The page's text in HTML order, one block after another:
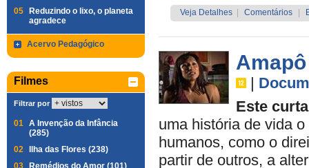
05
Reduzindo o lixo, o planeta
agradece
Acervo Pedagógico
Filmes
Filtrar por
01 A Invenção da Infância
(285)
02
Ilha das Flores (238)
03
Remédios do Amor (101)
Veja Detalhes Comentários
Amapô
|
Este
uma história de vida
humanos, como o
partir de outros, a